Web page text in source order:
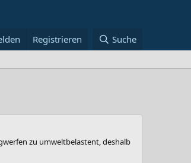
Registrieren Suche
zu umweltbelastent, deshalb